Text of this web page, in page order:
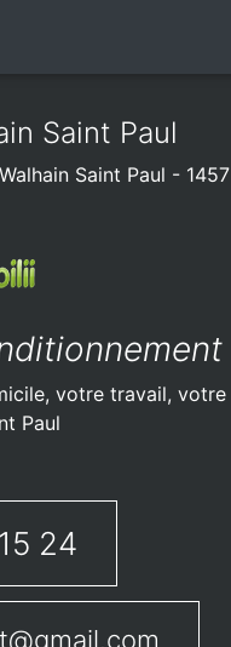
Saint Paul
Saint Paul - 1457
votre travail, votre
Paul
24